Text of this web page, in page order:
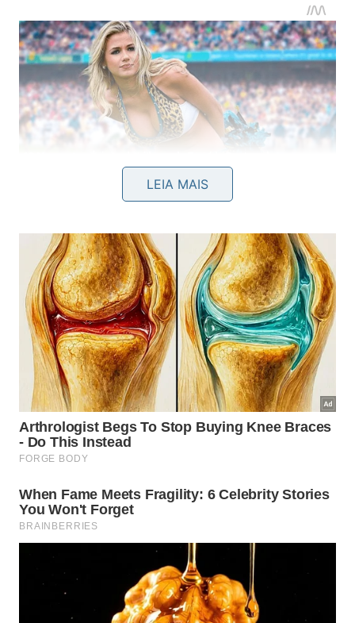
Existem diversos sintomas que ajudam a identificar
quando a interação com o smartphone ultrapassou
os limites do saudável e passou a dominar a rotina
pessoal e profissional. Observar os pontos abaixo
auxilia na percepção da gravidade desse hábito no
dia a dia e na identificação de padrões prejudiciais
de comportamento:
LEIA MAIS